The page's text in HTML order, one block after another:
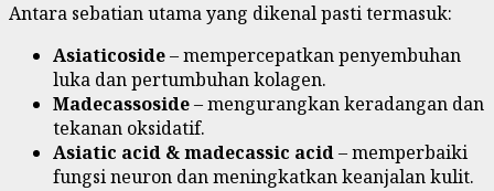
Antara sebatian utama yang dikenal pasti termasuk:
Asiaticoside– mempercepatkan penyembuhan
luka dan pertumbuhan kolagen.
Madecassoside– mengurangkan keradangan dan
tekanan oksidatif.
Asiatic acid & madecassic acid– memperbaiki
fungsi neuron dan meningkatkan keanjalan kulit.